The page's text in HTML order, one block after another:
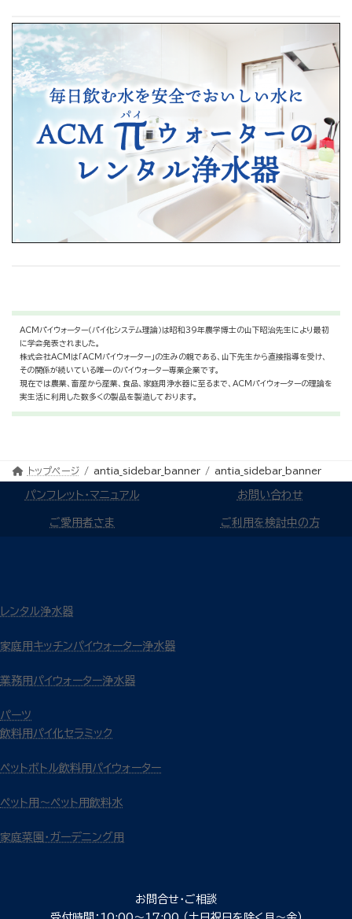
ACMパイウォーター（パイ化システム理論）は昭和39年農学博士の山下昭治先生により最初
に学会発表されました。
株式会社ACMは「ACMパイウォーター」の生みの親である、山下先生から直接指導を受け、
その関係が続いている唯一のパイウォーター専業企業です。
現在では農業、畜産から産業、食品、家庭用浄水器に至るまで、ACMパイウォーターの理論を
実生活に利用した数多くの製品を製造しております。
トップページ antia_sidebar_banner antia_sidebar_banner
パンフレット・マニュアル お問い合わせ
ご愛用者さま ご利用を検討中の方
レンタル浄水器
家庭用キッチンパイウォーター浄水器
業務用パイウォーター浄水器
パーツ
飲料用パイ化セラミック
ペットボトル飲料用パイウォーター
ペット用～ペット用飲料水
家庭菜園・ガーデニング用
お問合せ・ご相談